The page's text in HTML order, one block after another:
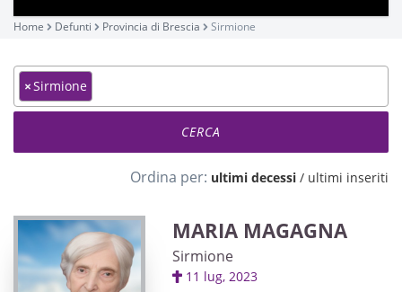
Home Defunti Provincia di Brescia Sirmione
×Sirmione
Ordina per: ultimi decessi / ultimi inseriti
MARIA MAGAGNA
Sirmione
11 lug, 2023